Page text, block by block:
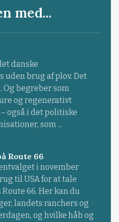
med...
danske
uden brug af plov. Det
begreber som
og regenerativt
også i det politiske
som ...
Route 66
i november
til USA for at tale
66. Her kan du
landets ranchers og
og hvilke håb og